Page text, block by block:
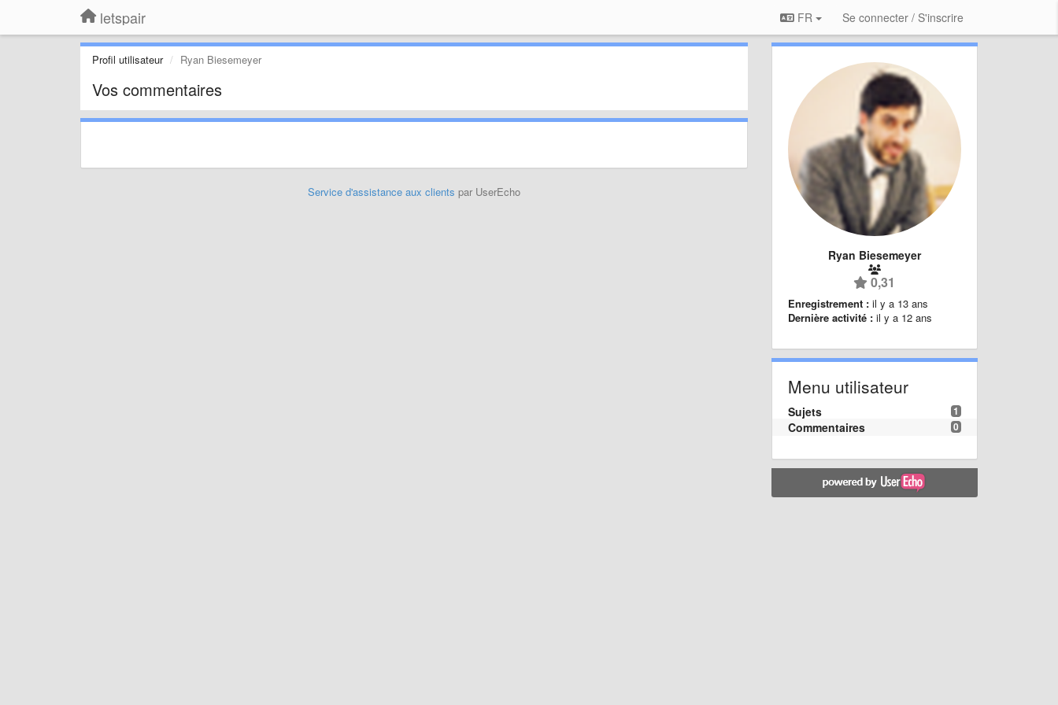
letspair FR Se connecter / S'inscrire
Profil utilisateur Ryan Biesemeyer
Vos commentaires
Service d'assistance aux clients par UserEcho
Ryan Biesemeyer
0,31
Enregistrement : il y a 13 ans
Dernière activité : il y a 12 ans
Menu utilisateur
1
Sujets
0
Commentaires